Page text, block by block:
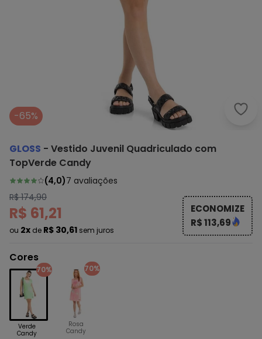
-65%
GLOSS - Vestido Juvenil Quadriculado com
TopVerde Candy
(4,0)7 avaliações
R$ 174,90
R$ 61,21
ou 2x de R$ 30,61 sem juros
ECONOMIZE
R$ 113,69
Cores
70%
Verde
Candy
70%
Rosa
Candy